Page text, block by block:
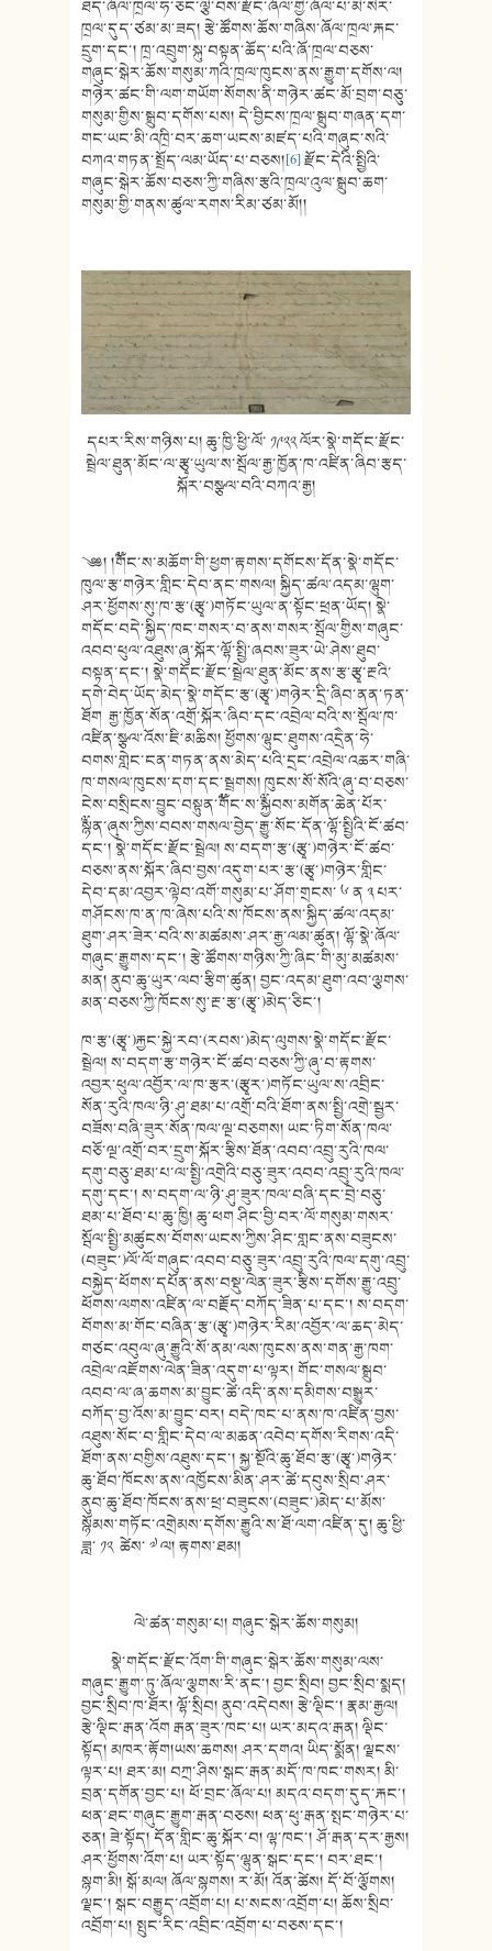
ཐད་ཞོལ་ཁྲལ་ཧ་ཅང་ལྕི་བས་རྫོང་ཞོལ་གྱི་ཞོལ་པ་མི་སེར་
ཁྲལ་དུད་ཙམ་མ་ཟད། རྩེ་ཚོགས་ཆོས་གཞིས་ཞོལ་ཁྲལ་རྐང་
དྲུག་དང་། ཁྲ་འབྲུག་སྐུ་བསྟན་ཆོད་པའི་ཞོ་ཁྲལ་བཅས་
གཞུང་སྒེར་ཆོས་གསུམ་ཀའི་ཁྲལ་ཁུངས་ནས་རྒྱུག་དགོས་ལ།
གཉེར་ཚང་གི་ལག་གཡོག་སོགས་ནི་གཉེར་ཚང་མོ་བྲག་བཅུ་
གསུམ་གྱིས་སྒྲུབ་དགོས་པས། དེ་བྱིངས་ཁྲལ་སྒྲུབ་གཞན་དག་
གང་ཡང་མི་འཁྲི་བར་ཆག་ཡངས་མཛད་པའི་གཞུང་སའི་
བཀའ་གཏན་སྤྲོད་ལམ་ཡོད་པ་བཅས།[6]རྫོང་དེའི་སྤྱིའི་
གཞུང་སྒེར་ཆོས་བཅས་ཀྱི་གཞིས་རྩའི་ཁྲལ་འུལ་སྒྲུབ་ཆག་
གསུམ་གྱི་གནས་ཚུལ་རགས་རིམ་ཙམ་མོ།།
དཔར་རིས་གཉིས་པ། ཆུ་ཁྱི་ཕྱི་ལོ་ ༡༩༢༢ ལོར་སྣེ་གདོང་རྫོང་
སྦྲེལ་ཐུན་མོང་ལ་རྩྭ་ཡུལ་ས་སྦོལ་རྒྱ་ཁྱོན་ཁ་འཛིན་ཞིབ་རྩད་
སྐོར་བསྩལ་བའི་བཀའ་རྒྱ།
༄༅། །༸གོང་ས་མཆོག་གི་ཕྱག་རྟགས་དགོངས་དོན་སྣེ་གདོང་
ཁུལ་རྩ་གཉེར་གླིང་དེབ་ནང་གསལ། སྐྱིད་ཚལ་འདམ་ལྷུག་
ཤར་ཕྱོགས་སུ་ཁ་རྩ་(རྩྭ་)གཏོང་ཡུལ་ན་སྟོང་ཕྲན་ཡོད། སྣེ་
གདོང་བདེ་སྐྱིད་ཁང་གསར་བ་ནས་གསར་སྦོལ་གྱིས་གཞུང་
འབབ་ཕུལ་འཐུས་ཞུ་སྐོར་ལྷོ་སྤྱི་ཞབས་ཟུར་ཡེ་ཤེས་ཐུབ་
བསྟན་དང་། སྣེ་གདོང་རྫོང་སྦྲེལ་ཐུན་མོང་ནས་རྩ་རྩྭ་རྔའི་
དགེ་བེད་ཡོད་མེད་སྣེ་གདོང་རྩ་(རྩྭ་)གཉེར་དྲི་ཞིབ་ནན་ཏན་
ཐོག རྒྱ་ཁྱོན་སོན་འགྲོ་སྐོར་ཞིབ་དང་འབྲེལ་བའི་ས་སྦོལ་ཁ་
འཛིན་སྩལ་འོས་ཇི་མཆིས། ཕྱོགས་ལྷུང་ཐུགས་འདྲེེན་ཧེ་
བགས་གླེང་ངན་གཏན་ནས་མེད་པའི་དྲང་འབྲེལ་འཆར་གཞི་
ཁ་གསལ་ཁུངས་དག་དང་སྦྲགས། ཁུངས་སོ་སོའི་ཞུ་བ་བཅས་
ངེས་བསྲིངས་བྱུང་བསྟུན་༸གོང་ས་༸སྐྱབས་མགོན་ཆེན་པོར་
༸སྙན་ཞུས་ཀྱིས་བབས་གསལ་བྱེད་རྒྱུ་སོང་དོན་ལྷོ་སྤྱིའི་ངོ་ཚབ་
དང་། སྣེ་གདོང་རྫོང་སྦྲེལ། ས་བདག་རྩ་(རྩྭ་)གཉེར་ངོ་ཚབ་
བཅས་ནས་སྐོར་ཞིབ་བྱས་འདུག་པར་རྩ་(རྩྭ་)གཉེར་གླིང་
དེབ་དམ་འབྱར་ལྟེབ་འགོ་གསུམ་པ་ཤོག་གྲངས་ ༦ ན ༣ པར་
གཤོངས་ཁ་ན་ཁ་ཞེས་པའི་ས་ཁོངས་ནས་སྐྱིད་ཚལ་འདམ་
ཐུག་ཤར་ཟེར་བའི་ས་མཚམས་ཤར་རྒྱ་ལམ་ཚུན། ལྷོ་སྣེ་ཞོལ་
གཞུང་རྒྱུགས་དང་། རྩེ་ཚོགས་གཉིས་ཀྱི་ཞིང་གི་མུ་མཚམས་
མན། ནུབ་ཆུ་ཡུར་ལབ་རྩིག་ཚུན། བྱང་འདམ་ཐུག་འབ་ལྕགས་
མན་བཅས་ཀྱི་ཁོངས་སུ་རྔ་རྩ་(རྩྭ་)མེད་ཅིང་།
ཁ་རྩ་(རྩྭ་)རྐྱང་སྐྱེ་རབ་(རབས་)མེད་ལུགས་སྣེ་གདོང་རྫོང་
སྦྲེལ། ས་བདག་རྩ་གཉེར་ངོ་ཚབ་བཅས་ཀྱི་ཞུ་བ་རྟགས་
འབྱར་ཕུལ་འབྱོར་ལ་ཁ་རྩར་(རྩྭར་)གཏོང་ཡུལ་ས་འབྲིང་
སོན་རུའི་ཁལ་ཉི་ཤུ་ཐམ་པ་འགྲོ་བའི་ཐོག་ནས་སྤྱི་འགྲེ་སྦྱར་
བཟོས་བཞི་ཟུར་སོན་ཁལ་ལྔ་བཅགས། ཡང་ཏིག་སོན་ཁལ་
བཅོ་ལྔ་འགྲོ་བར་དྲུག་སྐོར་རྩིས་ཐོན་འབབ་འབྲུ་རུའི་ཁལ་
དགུ་བཅུ་ཐམ་པ་ལ་སྤྱི་འགྲེའི་བཅུ་ཟུར་འབབ་འབྲུ་རུའི་ཁལ་
དགུ་དང་། ས་བདག་ལ་ཉི་ཤུ་ཟུར་ཁལ་བཞི་དང་བྲེ་བཅུ་
ཐམ་པ་ཐོབ་པ་ཆུ་ཁྱི། ཆུ་ཕག ཤིང་བྱི་བར་ལོ་གསུམ་གསར་
སྦོལ་སྤྱི་མཚུངས་བོགས་ཡངས་ཀྱིས་ཤིང་གླང་ནས་བཟུངས་
(བཟུང་)ལོ་ལོ་གཞུང་འབབ་བཅུ་ཟུར་འབྲུ་རུའི་ཁལ་དགུ་འབྲུ་
བསྐྱེད་ཕོགས་དཔོན་ནས་བསྡུ་ལེན་ཟུར་རྩིས་དགོས་རྒྱུ་འབྲུ་
ཕོགས་ལགས་འཛིན་ལ་བརྗོད་བཀོད་ཟིན་པ་དང་། ས་བདག་
བོགས་མ་གོང་བཞིན་རྩ་(རྩྭ་)གཉེར་རིམ་འབྱོར་ལ་ཆད་མེད་
གཙང་འབུལ་ཞུ་རྒྱུའི་སོ་ནམ་ལས་ཁུངས་ནས་གན་རྒྱ་ཁག་
འབྲེལ་འཇོགས་ལེན་ཟིན་འདུག་པ་ལྟར། གོང་གསལ་སྒྲུབ་
འབབ་ལ་ཞ་ཆགས་མ་བྱུང་ཚེ་འདི་ནས་དམིགས་བསྒྱུར་
བཀོད་བྱ་འོས་མ་བྱུང་བར། བདེ་ཁང་པ་ནས་ཁ་འཛིན་བྱས་
འཐུས་སོང་བ་གླིང་དེབ་ལ་མཆན་འབེབ་དགོས་རིགས་འདི་
ཐོག་ནས་བགྱིས་འཐུས་དང་། སྐྱ་སྔོའི་ཆུ་ཐོབ་རྩ་(རྩྭ་)གཉེར་
ཆུ་ཐོབ་ཁོངས་ནས་འཁྱོངས་མིན་ཤར་ཚེ་དབུས་སྲིབ་ཤར་
ནུབ་ཆུ་ཐོབ་ཁོངས་ནས་ཕྲ་བཟུངས་(བཟུང་)མེད་པ་མོས་
སྙོམས་གཏོང་འགྲེམས་དགོས་རྒྱུའི་ས་ཐོ་ལག་འཛིན་དུ། ཆུ་ཕྱི་
ཟླ་ ༡༢ ཚེས་ ༧ ལ། རྟགས་ཐམ།
ལེ་ཚན་གསུམ་པ། གཞུང་སྒེར་ཆོས་གསུམ།
སྣེ་གདོང་རྫོང་འོག་གི་གཞུང་སྒེར་ཆོས་གསུམ་ལས་
གཞུང་རྒྱུག་ཏུ་ཞོལ་ལྕགས་རི་ནང་། བྱང་སྲིབ། བྱང་སྲིབ་སྨད།
བྱང་སྲིབ་ཁ་ཐོར། ལྷོ་སྲིབ། ནུབ་འདེབས། རྩེ་ལྡིང་། རྣམ་རྒྱལ།
རྩེ་ལྡིང་རྒན་འོག རྒན་ཟུར་ཁང་པ། ཡར་མདའ་རྒན། ལྡིང་
སྟོད། མཁར་རྟོག།ཡས་ཆགས། ཤར་དགའ། ཡིད་སྨོན། ལྗངས་
ལྟར་པ། ཐར་མ། བཀྲ་ཤིས་སྒང་རྒན་མདོ་ཁ་ཁང་གསར། མི་
བྲན་དགོན་བྱང་པ། ཕོ་བྲང་ཞོལ་པ། མདའ་བདག་དུད་རྐང་།
ཕན་ཐང་གཞུང་རྒྱུག་རྒན་བཅས། ཕན་ཕུ་རྒན་སྤང་གཉེར་པ་
ཅན། ཟེ་སྟོད། དོན་གླིང་ཆུ་སྐོར་བ། ལྷ་ཁང་། ཤོ་རྒན་དར་རྒྱས།
ཤར་ཕྱོགས་འོག་པ། ཡར་སྟོད་ལྷུན་སྒང་དང་། བར་ཐང་།
སྙག་མི། སྒོ་མལ། ཞོལ་སྙགས། ར་མོ། འོན་ཚེས། དོ་བོ་ལྕོགས།
ལྗང་། སྒང་བརྒྱུད་འབྲོག་པ། པ་སངས་འབྲོག་པ། ཆོས་སྲིབ་
འབྲོག་པ། སྤུང་རིང་འབྲིང་འབྲོག་པ་བཅས་དང་།